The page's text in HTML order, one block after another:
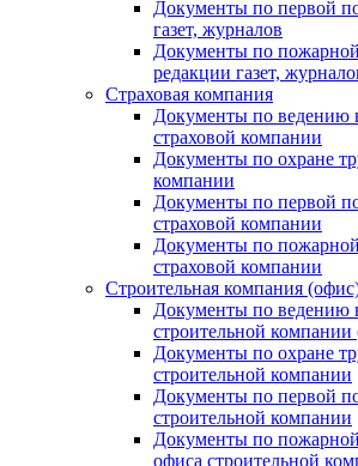
Документы по первой
газет, журналов
Документы по пожарной
редакции газет,
Страховая компания
Документы по ведению
страховой компании
Документы по охране
компании
Документы по первой
страховой компании
Документы по пожарной
страховой компании
Строительная компания
Документы по ведению
строительной
Документы по охране
строительной компании
Документы по первой
строительной компании
Документы по пожарной
офиса строительной